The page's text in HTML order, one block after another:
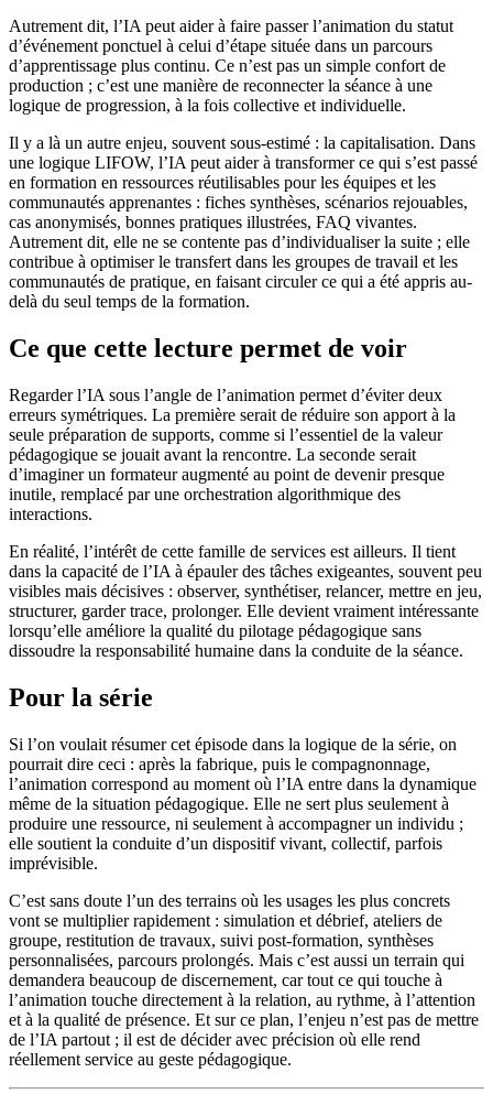
Autrement dit, l’IA peut aider à faire passer l’animation du statut
d’événement ponctuel à celui d’étape située dans un parcours
d’apprentissage plus continu. Ce n’est pas un simple confort de
production ; c’est une manière de reconnecter la séance à une
logique de progression, à la fois collective et individuelle.
Il y a là un autre enjeu, souvent sous-estimé : la capitalisation. Dans
une logique LIFOW, l’IA peut aider à transformer ce qui s’est passé
en formation en ressources réutilisables pour les équipes et les
communautés apprenantes : fiches synthèses, scénarios rejouables,
cas anonymisés, bonnes pratiques illustrées, FAQ vivantes.
Autrement dit, elle ne se contente pas d’individualiser la suite ; elle
contribue à optimiser le transfert dans les groupes de travail et les
communautés de pratique, en faisant circuler ce qui a été appris au-
delà du seul temps de la formation.
Ce que cette lecture permet de voir
Regarder l’IA sous l’angle de l’animation permet d’éviter deux
erreurs symétriques. La première serait de réduire son apport à la
seule préparation de supports, comme si l’essentiel de la valeur
pédagogique se jouait avant la rencontre. La seconde serait
d’imaginer un formateur augmenté au point de devenir presque
inutile, remplacé par une orchestration algorithmique des
interactions.
En réalité, l’intérêt de cette famille de services est ailleurs. Il tient
dans la capacité de l’IA à épauler des tâches exigeantes, souvent peu
visibles mais décisives : observer, synthétiser, relancer, mettre en jeu,
structurer, garder trace, prolonger. Elle devient vraiment intéressante
lorsqu’elle améliore la qualité du pilotage pédagogique sans
dissoudre la responsabilité humaine dans la conduite de la séance.
Pour la série
Si l’on voulait résumer cet épisode dans la logique de la série, on
pourrait dire ceci : après la fabrique, puis le compagnonnage,
l’animation correspond au moment où l’IA entre dans la dynamique
même de la situation pédagogique. Elle ne sert plus seulement à
produire une ressource, ni seulement à accompagner un individu ;
elle soutient la conduite d’un dispositif vivant, collectif, parfois
imprévisible.
C’est sans doute l’un des terrains où les usages les plus concrets
vont se multiplier rapidement : simulation et débrief, ateliers de
groupe, restitution de travaux, suivi post-formation, synthèses
personnalisées, parcours prolongés. Mais c’est aussi un terrain qui
demandera beaucoup de discernement, car tout ce qui touche à
l’animation touche directement à la relation, au rythme, à l’attention
et à la qualité de présence. Et sur ce plan, l’enjeu n’est pas de mettre
de l’IA partout ; il est de décider avec précision où elle rend
réellement service au geste pédagogique.